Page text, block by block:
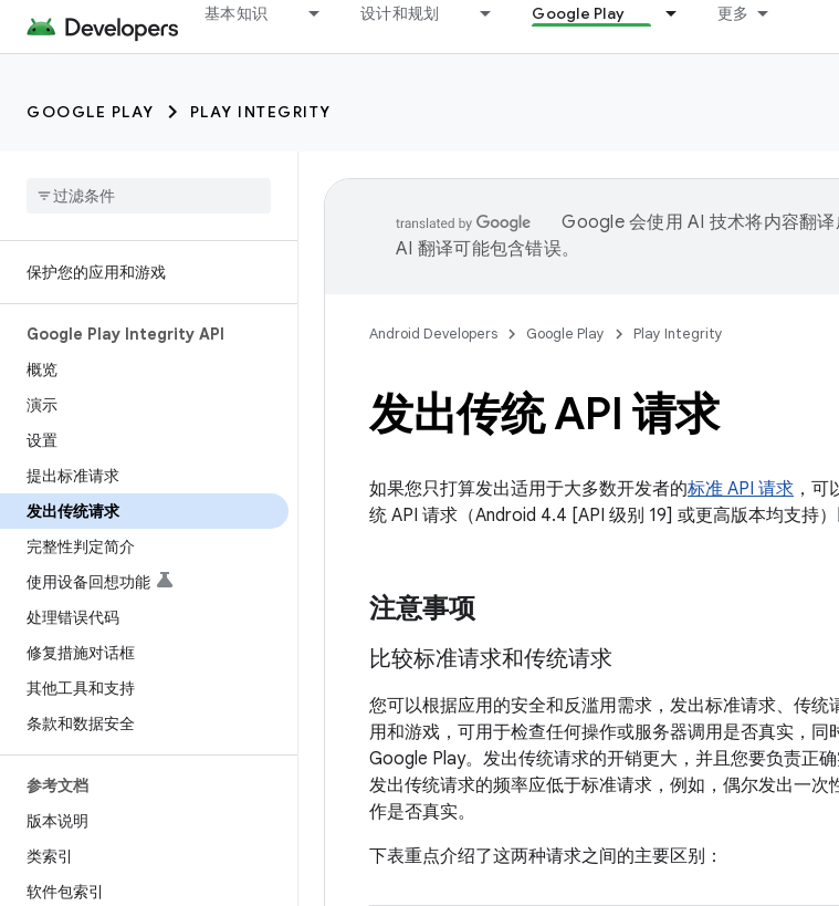
基本知识 设计和规划 Google Play 更多
GOOGLE PLAY PLAY INTEGRITY
保护您的应用和游戏
Google Play Integrity API
概览
演示
设置
提出标准请求
发出传统请求
完整性判定简介
使用设备回想功能
处理错误代码
修复措施对话框
其他工具和支持
条款和数据安全
参考文档
版本说明
类索引
软件包索引
Google 会使用 AI 技术将内容翻译
AI 翻译可能包含错误。
Android Developers Google Play Play Integrity
发出传统 API 请求
如果您只打算发出适用于大多数开发者的标准 API 请求 ，可
统 API 请求（Android 4.4 [API 级别 19] 或更高版本均支持）
注意事项
比较标准请求和传统请求
您可以根据应用的安全和反滥用需求，发出标准请求、传
用和游戏，可用于检查任何操作或服务器调用是否真实，
Google Play。发出传统请求的开销更大，并且您要负责正
发出传统请求的频率应低于标准请求，例如，偶尔发出一
作是否真实。
下表重点介绍了这两种请求之间的主要区别：